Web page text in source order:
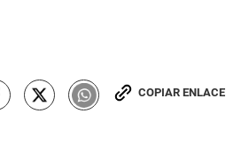
COPIAR ENLACE